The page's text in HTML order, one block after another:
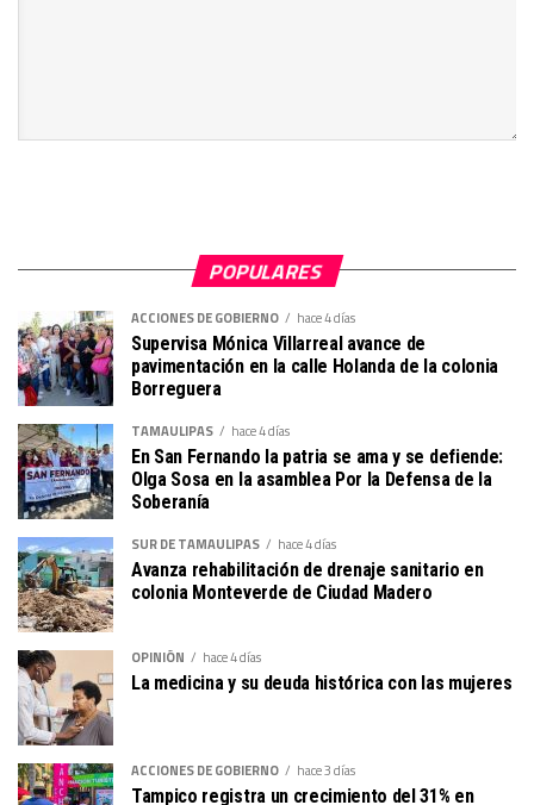
POPULARES
ACCIONES DE GOBIERNO hace 4 días
Supervisa Mónica Villarreal avance de
pavimentación en la calle Holanda de la colonia
Borreguera
TAMAULIPAS hace 4 días
En San Fernando la patria se ama y se defiende:
Olga Sosa en la asamblea Por la Defensa de la
Soberanía
SUR DE TAMAULIPAS hace 4 días
Avanza rehabilitación de drenaje sanitario en
colonia Monteverde de Ciudad Madero
OPINIÓN hace 4 días
La medicina y su deuda histórica con las mujeres
ACCIONES DE GOBIERNO hace 3 días
Tampico registra un crecimiento del 31% en